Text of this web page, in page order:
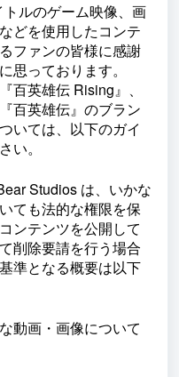
ルのゲーム映像、画
どを使用したコンテ
ファンの皆様に感謝
思っております。
百英雄伝 Rising』、
百英雄伝』のブラン
いては、以下のガイ
い。
Studios は、いかな
ても法的な権限を保
ンテンツを公開して
削除要請を行う場合
準となる概要は以下
動画・画像について